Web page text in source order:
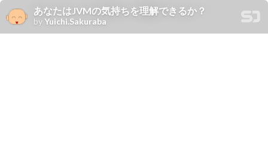
あなたはJVMの気持ちを理解できるか？
byYuichi.Sakuraba